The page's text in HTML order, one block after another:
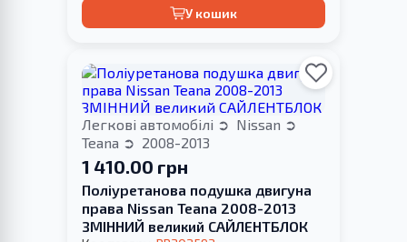
У кошик
Легкові автомобілі
Nissan
Teana
2008-2013
1 410.00 грн
Поліуретанова подушка двигуна
права Nissan Teana 2008-2013
ЗМІННИЙ великий САЙЛЕНТБЛОК